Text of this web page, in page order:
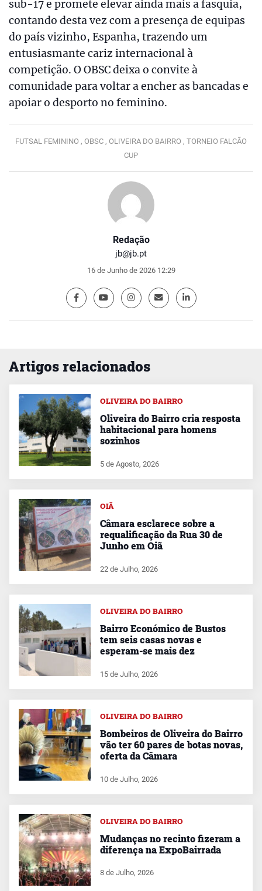
Redação
jb@jb.pt
16 de Junho de 2026 12:29
sub-17 e promete elevar ainda mais a fasquia,
contando desta vez com a presença de equipas
do país vizinho, Espanha, trazendo um
entusiasmante cariz internacional à
competição. O OBSC deixa o convite à
comunidade para voltar a encher as bancadas e
apoiar o desporto no feminino.
FUTSAL FEMININO , OBSC , OLIVEIRA DO BAIRRO , TORNEIO FALCÃO
CUP
Artigos relacionados
OLIVEIRA DO BAIRRO
Oliveira do Bairro cria resposta
habitacional para homens
sozinhos
5 de Agosto, 2026
OIÃ
Câmara esclarece sobre a
requalificação da Rua 30 de
Junho em Oiã
22 de Julho, 2026
OLIVEIRA DO BAIRRO
Bairro Económico de Bustos
tem seis casas novas e
esperam-se mais dez
15 de Julho, 2026
OLIVEIRA DO BAIRRO
Bombeiros de Oliveira do Bairro
vão ter 60 pares de botas novas,
oferta da Câmara
10 de Julho, 2026
OLIVEIRA DO BAIRRO
Mudanças no recinto fizeram a
diferença na ExpoBairrada
8 de Julho, 2026